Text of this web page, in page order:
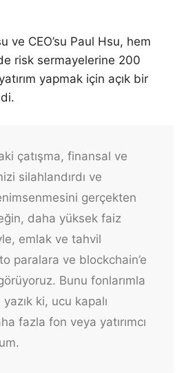
ve CEO’su Paul Hsu, hem
risk sermayelerine 200
yapmak için açık bir
çatışma, finansal ve
silahlandırdı ve
gerçekten
daha yüksek faiz
emlak ve tahvil
paralara ve blockchain’e
Bunu fonlarımla
ki, ucu kapalı
fazla fon veya yatırımcı